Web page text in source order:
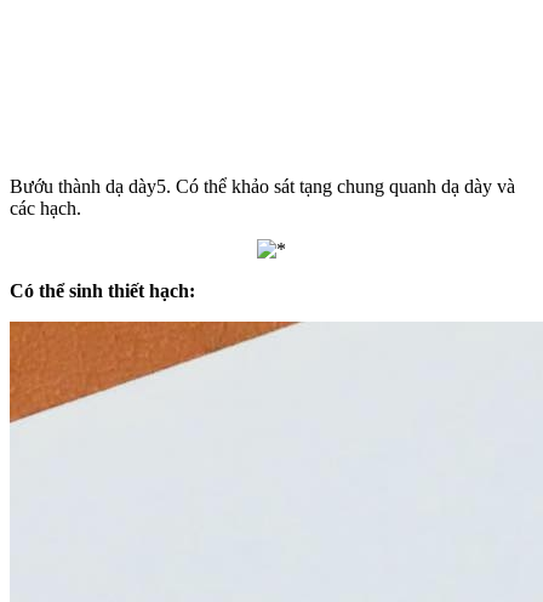
Bướu thành dạ dày5. Có thể khảo sát tạng chung quanh dạ dày và
các hạch.
Có thể sinh thiết hạch: